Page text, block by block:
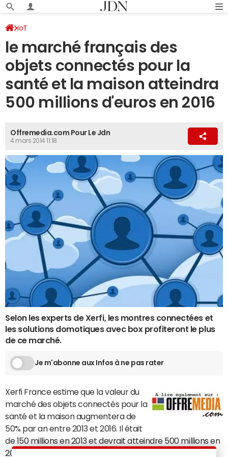
IoT
le marché français des
objets connectés pour la
santé et la maison atteindra
500 millions d'euros en 2016
Offremedia.com Pour Le Jdn
4 mars 2014 11:18
Selon les experts de Xerfi, les montres connectées et
les solutions domotiques avec box profiteront le plus
de ce marché.
Je m'abonne aux Infos à ne pas rater
Xerfi France estime que la valeur du
marché des objets connectés pour la
santé et la maison augmentera de
50% par an entre 2013 et 2016. Il était
de 150 millions en 2013 et devrait atteindre 500 millions en
2016, soit 3% des dépenses high-tech des Français (vs 1%